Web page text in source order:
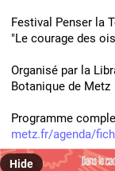
Festival Penser la
"Le courage des
Organisé par la
Botanique de Metz
Programme
metz.fr/agenda/
Hide